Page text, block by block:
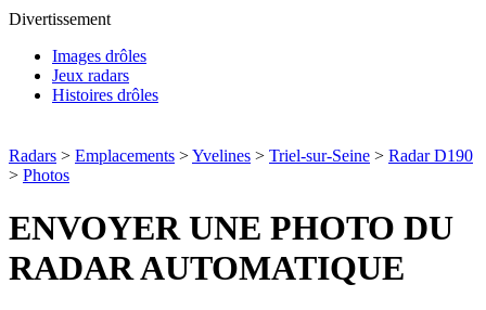
Divertissement
Images drôles
Jeux radars
Histoires drôles
Radars > Emplacements >Yvelines > Triel-sur-Seine > Radar D190
> Photos
ENVOYER UNE PHOTO DU
RADAR AUTOMATIQUE